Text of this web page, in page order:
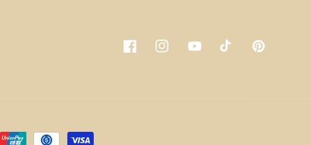
FacebookInstagramYouTubeTikTok Pinterest